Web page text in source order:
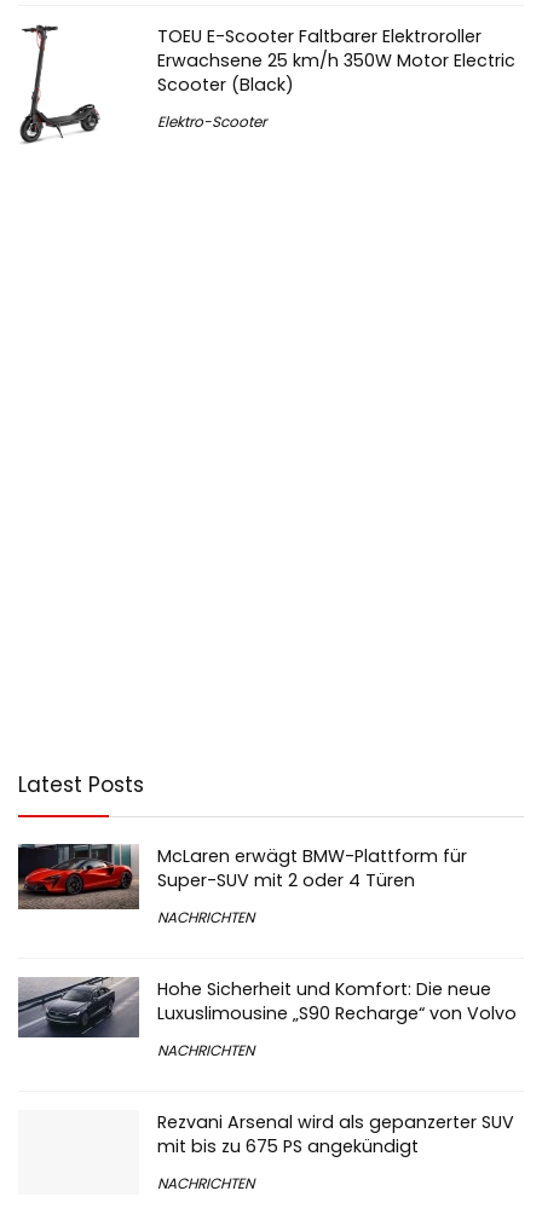
TOEU E-Scooter Faltbarer Elektroroller
Erwachsene 25 km/h 350W Motor Electric
Scooter (Black)
Elektro-Scooter
Latest Posts
McLaren erwägt BMW-Plattform für
Super-SUV mit 2 oder 4 Türen
NACHRICHTEN
Hohe Sicherheit und Komfort: Die neue
Luxuslimousine „S90 Recharge“ von Volvo
NACHRICHTEN
Rezvani Arsenal wird als gepanzerter SUV
mit bis zu 675 PS angekündigt
NACHRICHTEN